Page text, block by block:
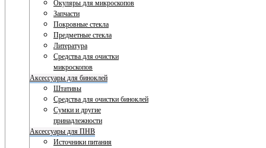
Окуляры для микроскопов
Запчасти
Покровные стекла
Предметные стекла
Литература
Средства для очистки
микроскопов
Аксессуары для биноклей
Штативы
Средства для очистки биноклей
Сумки и другие
принадлежности
Аксессуары для ПНВ
Источники питания